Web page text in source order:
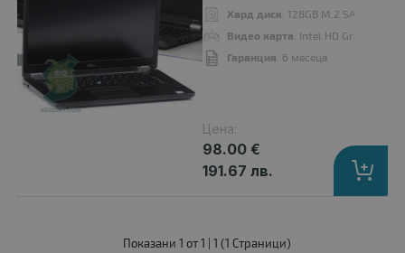
Хард диск: 128GB M.2 SATA SSD
Видео карта: Intel HD Graphics
Гаранция: 6 месеца
Цена:
98.00 €
191.67 лв.
Показани 1 от 1 | 1 (1 Страници)